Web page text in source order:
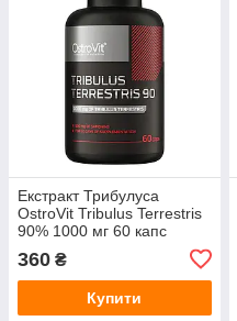
Екстракт Трибулуса
OstroVit Tribulus Terrestris
90% 1000 мг 60 капс
360 ₴
Купити